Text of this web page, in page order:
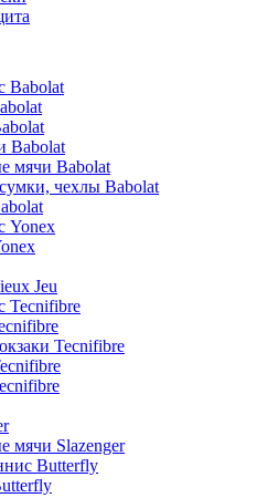
Babolat
Babolat
мячи Babolat
чехлы Babolat
Yonex
Jeu
Tecnifibre
Tecnifibre
мячи Slazenger
Butterfly